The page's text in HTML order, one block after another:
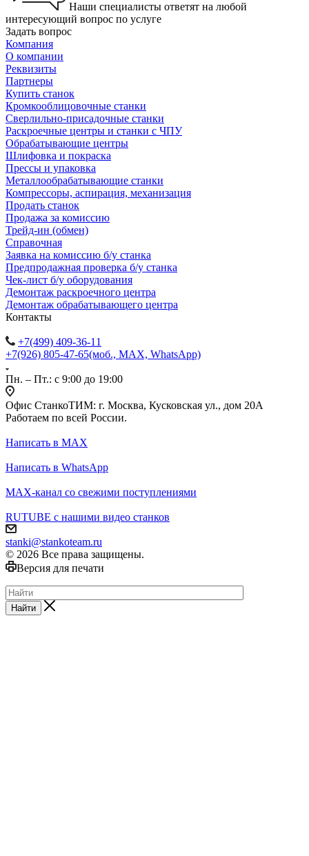
Наши специалисты ответят на любой
интересующий вопрос по услуге
Задать вопрос
Компания
О компании
Реквизиты
Партнеры
Купить станок
Кромкооблицовочные станки
Сверлильно-присадочные станки
Раскроечные центры и станки с ЧПУ
Обрабатывающие центры
Шлифовка и покраска
Прессы и упаковка
Металлообрабатывающие станки
Компрессоры, аспирация, механизация
Продать станок
Продажа за комиссию
Трейд-ин (обмен)
Справочная
Заявка на комиссию б/у станка
Предпродажная проверка б/у станка
Чек-лист б/у оборудования
Демонтаж раскроечного центра
Демонтаж обрабатывающего центра
Контакты
+7(499) 409-36-11
+7(926) 805-47-65(моб., MAX, WhatsApp)
Пн. – Пт.: с 9:00 до 19:00
Офис СтанкоТИМ: г. Москва, Кусковская ул., дом 20А
Работаем по всей России.
Написать в MAX
Написать в WhatsApp
MAX-канал со свежими поступлениями
RUTUBE с нашими видео станков
stanki@stankoteam.ru
© 2026 Все права защищены.
Версия для печати
Найти